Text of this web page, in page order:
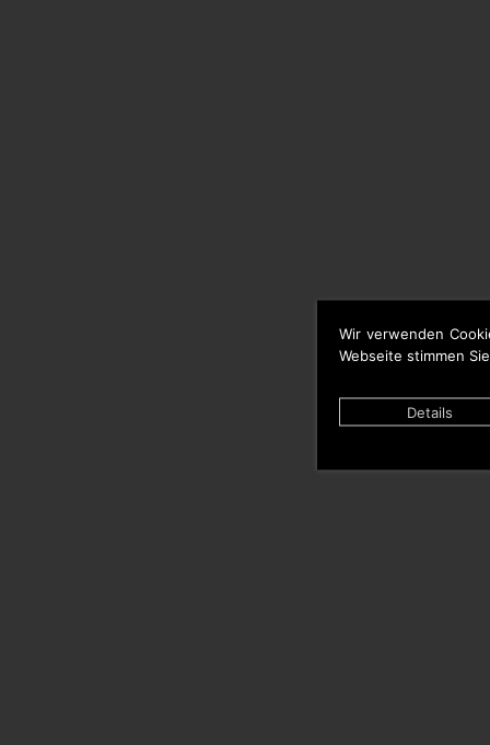
Wir verwenden
Webseite stimmen
Details